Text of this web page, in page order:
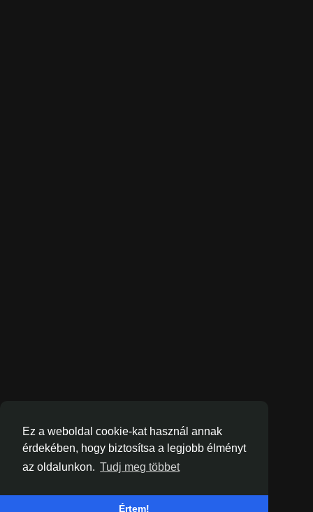
Ez a weboldal cookie-kat használ annak
érdekében, hogy biztosítsa a legjobb élményt
az oldalunkon. Tudj meg többet
Értem!